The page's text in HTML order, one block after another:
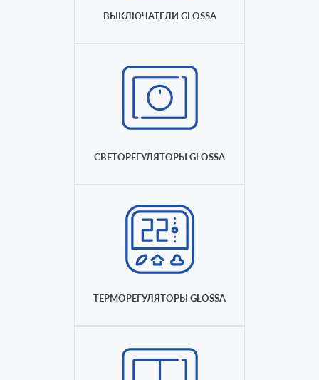
ВЫКЛЮЧАТЕЛИ GLOSSA
СВЕТОРЕГУЛЯТОРЫ GLOSSA
ТЕРМОРЕГУЛЯТОРЫ GLOSSA